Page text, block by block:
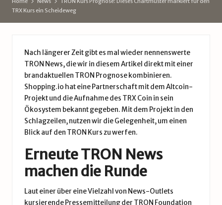
e
TRX Kurs ein Scheideweg
Nach längerer Zeit gibt es mal wieder nennenswerte
TRON News, die wir in diesem Artikel direkt mit einer
brandaktuellen TRON Prognose kombinieren.
Shopping.io hat eine Partnerschaft mit dem Altcoin-
Projekt und die Aufnahme des TRX Coin in sein
Ökosystem bekannt gegeben. Mit dem Projekt in den
Schlagzeilen, nutzen wir die Gelegenheit, um einen
Blick auf den TRON Kurs zu werfen.
Erneute TRON News
machen die Runde
Laut einer über eine Vielzahl von News-Outlets
kursierende Pressemitteilung der TRON Foundation